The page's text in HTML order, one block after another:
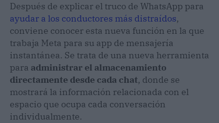
Después de explicar el truco de WhatsApp para
ayudar a los conductores más distraídos,
conviene conocer esta nueva función en la que
trabaja Meta para su app de mensajería
instantánea. Se trata de una nueva herramienta
para administrar el almacenamiento
directamente desde cada chat, donde se
mostrará la información relacionada con el
espacio que ocupa cada conversación
individualmente.